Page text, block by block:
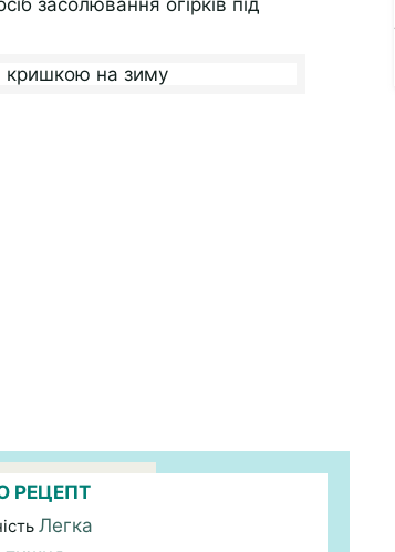
засолювання огірків під
РЕЦЕПТ
Легка